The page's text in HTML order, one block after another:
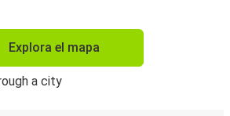
Explora el mapa